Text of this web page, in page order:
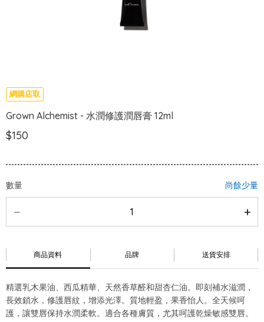
網購店取
Grown Alchemist - 水潤修護潤唇膏 12ml
$150
數量 尚餘少量
商品資料 品牌 送貨安排
精選乳木果油、西瓜精華、天然香草醛和甜杏仁油。即刻補水滋潤，
長效鎖水，修護唇紋，增添光澤。質地輕盈，果香怡人。全天候呵
護，讓雙唇保持水潤柔軟。適合各種膚質，尤其呵護乾燥敏感雙唇。